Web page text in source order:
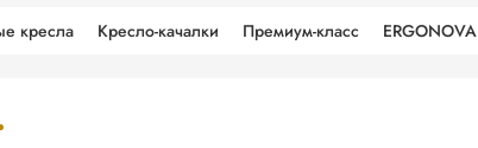
кресла Кресло-качалки Премиум-класс ERGONOVA